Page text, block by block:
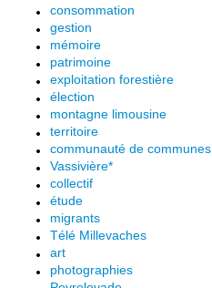
consommation
gestion
mémoire
patrimoine
exploitation forestière
élection
montagne limousine
territoire
communauté de communes
Vassivière*
collectif
étude
migrants
Télé Millevaches
art
photographies